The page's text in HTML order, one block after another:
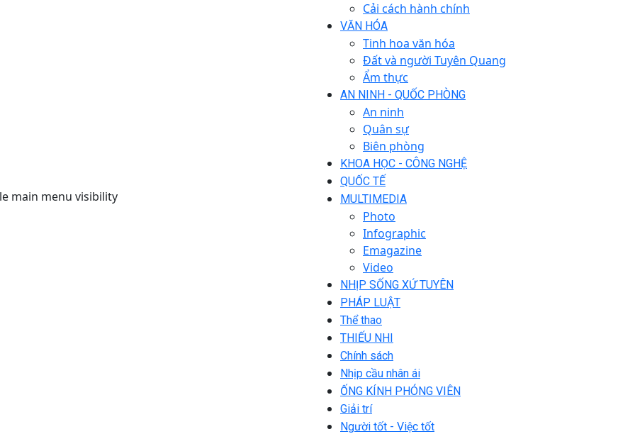
main menu visibility
Cải cách hành chính
VĂN HÓA
Tinh hoa văn hóa
Đất và người Tuyên Quang
Ẩm thực
AN NINH - QUỐC PHÒNG
An ninh
Quân sự
Biên phòng
KHOA HỌC - CÔNG NGHỆ
QUỐC TẾ
MULTIMEDIA
Photo
Infographic
Emagazine
Video
NHỊP SỐNG XỨ TUYÊN
PHÁP LUẬT
Thể thao
THIẾU NHI
Chính sách
Nhịp cầu nhân ái
ỐNG KÍNH PHÓNG VIÊN
Giải trí
Người tốt - Việc tốt